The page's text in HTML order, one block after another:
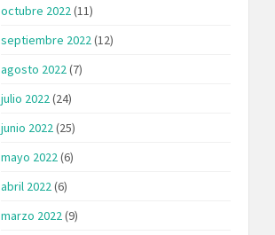
octubre 2022 (11)
septiembre 2022 (12)
agosto 2022 (7)
julio 2022 (24)
junio 2022 (25)
mayo 2022 (6)
abril 2022 (6)
marzo 2022 (9)